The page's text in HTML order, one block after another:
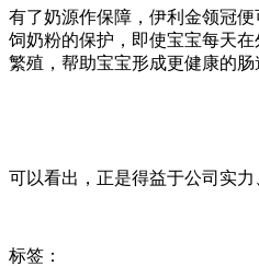
有了奶源作保障，伊利金领冠
饲奶粉的保护，即使宝宝每天
繁殖，帮助宝宝形成更健康的肠
可以看出，正是得益于公司实
标签：